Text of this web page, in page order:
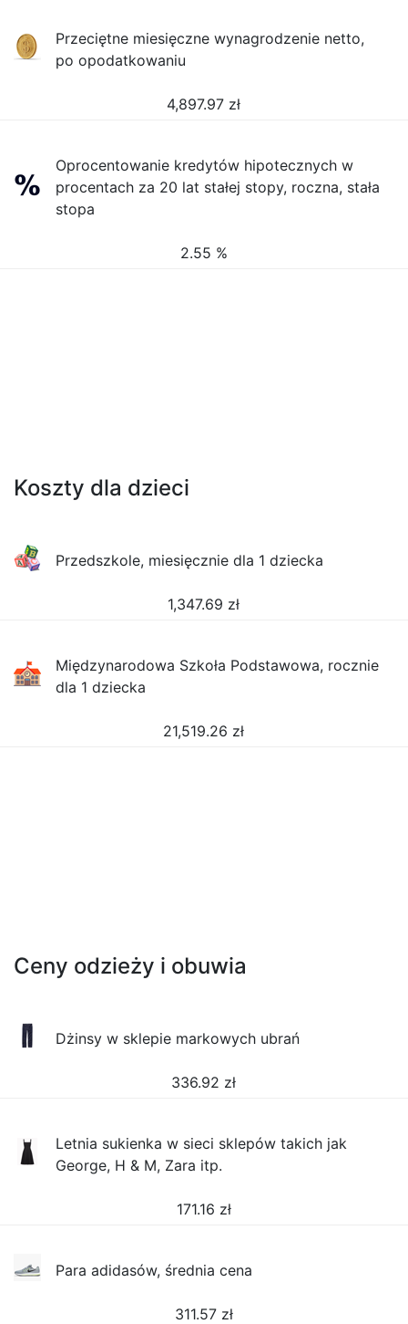
Przeciętne miesięczne wynagrodzenie netto,
po opodatkowaniu
4,897.97 zł
Oprocentowanie kredytów hipotecznych w
procentach za 20 lat stałej stopy, roczna, stała
stopa
2.55 %
Koszty dla dzieci
Przedszkole, miesięcznie dla 1 dziecka
1,347.69 zł
Międzynarodowa Szkoła Podstawowa, rocznie
dla 1 dziecka
21,519.26 zł
Ceny odzieży i obuwia
Dżinsy w sklepie markowych ubrań
336.92 zł
Letnia sukienka w sieci sklepów takich jak
George, H & M, Zara itp.
171.16 zł
Para adidasów, średnia cena
311.57 zł